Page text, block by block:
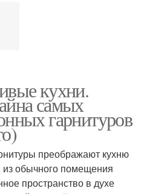
кухни.
самых
гарнитуров
преображают кухню
обычного помещения
пространство в духе